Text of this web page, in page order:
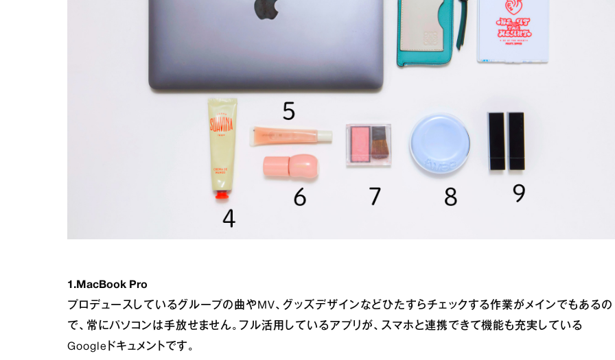
1.MacBook Pro
プロデュースしているグループの曲やMV、グッズデザインなどひたすらチェックする作業がメインでもあるの
で、常にパソコンは手放せません。フル活用しているアプリが、スマホと連携できて機能も充実している
Googleドキュメントです。